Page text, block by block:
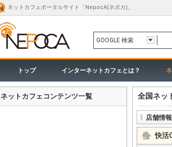
ネットカフェポータルサイト「NepocA(ネポカ)」
GOOGLE 検索
トップ インターネットカフェとは？
ネットカフェコンテンツ一覧 全国ネッ
店舗情報
快活